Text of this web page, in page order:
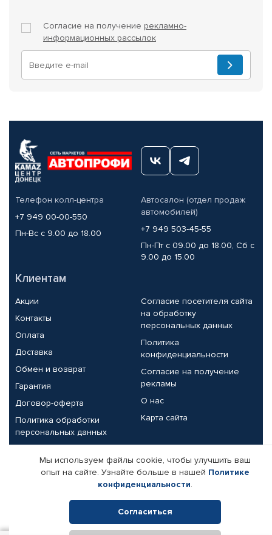
Согласие на получение рекламно-
информационных рассылок
Телефон колл-центра
+7 949 00-00-550
Пн-Вс с 9.00 до 18.00
Автосалон (отдел продаж
автомобилей)
+7 949 503-45-55
Пн-Пт с 09.00 до 18.00, Сб с
9.00 до 15.00
Клиентам
Акции
Контакты
Оплата
Доставка
Обмен и возврат
Гарантия
Договор-оферта
Политика обработки
персональных данных
Согласие посетителя сайта
на обработку
персональных данных
Политика
конфиденциальности
Согласие на получение
рекламы
О нас
Карта сайта
Партнерам
Корпоративным клиентам
Поставщикам
Реквизиты компании
Мы используем файлы cookie, чтобы улучшить ваш
опыт на сайте. Узнайте больше в нашей Политике
конфиденциальности.
Согласиться